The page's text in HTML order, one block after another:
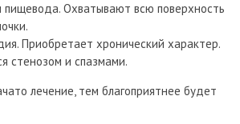
пищевода. Охватывают всю поверхность
Приобретает хронический характер.
стенозом и спазмами.
лечение, тем благоприятнее будет